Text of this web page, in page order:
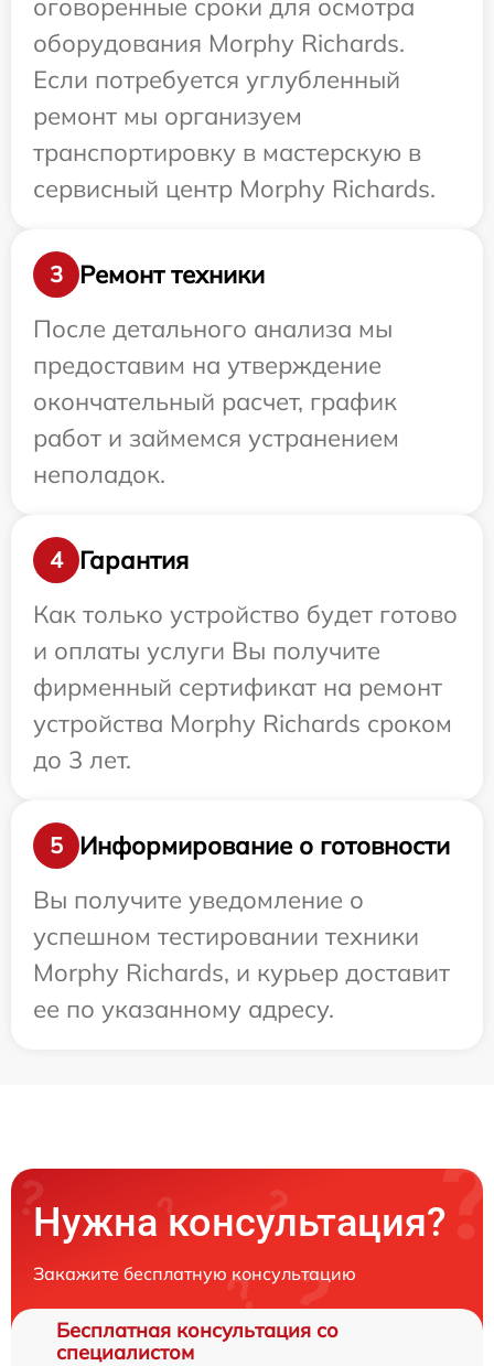
оговоренные сроки для осмотра
оборудования Morphy Richards.
Если потребуется углубленный
ремонт мы организуем
транспортировку в мастерскую в
сервисный центр Morphy Richards.
3
Ремонт техники
После детального анализа мы
предоставим на утверждение
окончательный расчет, график
работ и займемся устранением
неполадок.
4
Гарантия
Как только устройство будет готово
и оплаты услуги Вы получите
фирменный сертификат на ремонт
устройства Morphy Richards сроком
до 3 лет.
5
Информирование о готовности
Вы получите уведомление о
успешном тестировании техники
Morphy Richards, и курьер доставит
ее по указанному адресу.
Нужна консультация?
Закажите бесплатную консультацию
Бесплатная консультация со
специалистом